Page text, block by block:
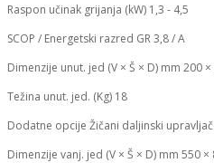
Raspon učinak grijanja (kW) 1,3 - 4,5
SCOP / Energetski razred GR 3,8 / A
Dimenzije unut. jed (V × Š × D) mm 200
Težina unut. jed. (Kg) 18
Dodatne opcije Žičani daljinski upravljač
Dimenzije vanj. jed (V × Š × D) mm 550 ×